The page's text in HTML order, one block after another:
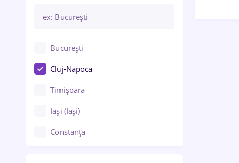
București
Cluj-Napoca
Timișoara
Iași (Iași)
Constanța